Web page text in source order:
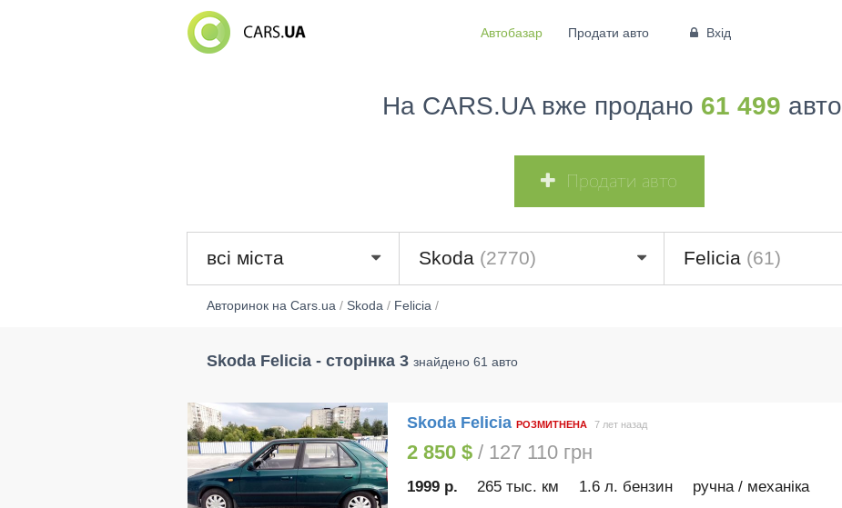
Автобазар Продати авто Вхід
На CARS.UA вже продано 61 499 авто
Продати авто
всі міста Skoda (2770) Felicia (61)
Авторинок на Cars.ua/ Skoda/ Felicia/
Skoda Felicia - сторінка 3 знайдено 61 авто
Skoda Felicia РОЗМИТНЕНА 7 лет назад
2 850 $/ 127 110 грн
1999 р. 265 тыс. км 1.6 л. бензин ручна / механіка